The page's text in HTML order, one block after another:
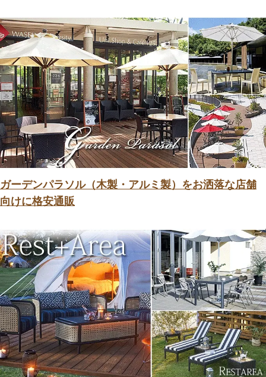
ガーデンパラソル（木製・アルミ製）をお洒落な店舗
向けに格安通販